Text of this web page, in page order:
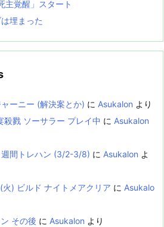
主覚醒」スタート
埋まった
ーニー (解決案とか) に Asukalon より
戮 ソーサラー プレイ中 に Asukalon
間トレハン (3/2-3/8) に Asukalon よ
) ビルド ナイトメアクリア に Asukalo
その後 に Asukalon より